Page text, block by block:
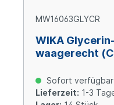
MW16063GLYCR
WIKA
waagerecht
Sofort verfügbar
Lieferzeit: 1-3